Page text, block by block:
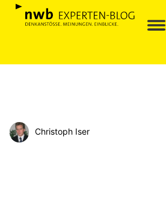
Christoph Iser